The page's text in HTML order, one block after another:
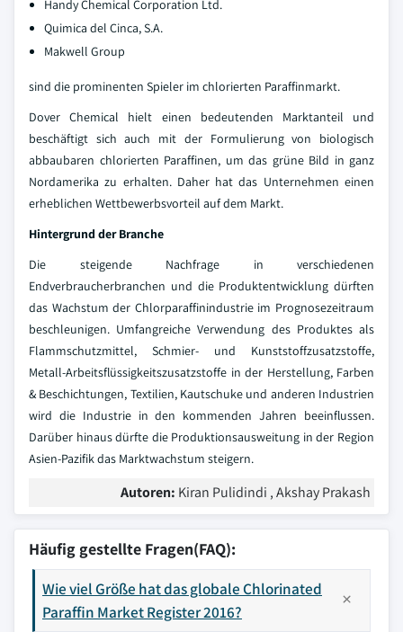
Handy Chemical Corporation Ltd.
Quimica del Cinca, S.A.
Makwell Group
sind die prominenten Spieler im chlorierten Paraffinmarkt.
Dover Chemical hielt einen bedeutenden Marktanteil und
beschäftigt sich auch mit der Formulierung von biologisch
abbaubaren chlorierten Paraffinen, um das grüne Bild in ganz
Nordamerika zu erhalten. Daher hat das Unternehmen einen
erheblichen Wettbewerbsvorteil auf dem Markt.
Hintergrund der Branche
Die steigende Nachfrage in verschiedenen
Endverbraucherbranchen und die Produktentwicklung dürften
das Wachstum der Chlorparaffinindustrie im Prognosezeitraum
beschleunigen. Umfangreiche Verwendung des Produktes als
Flammschutzmittel, Schmier- und Kunststoffzusatzstoffe,
Metall-Arbeitsflüssigkeitszusatzstoffe in der Herstellung, Farben
& Beschichtungen, Textilien, Kautschuke und anderen Industrien
wird die Industrie in den kommenden Jahren beeinflussen.
Darüber hinaus dürfte die Produktionsausweitung in der Region
Asien-Pazifik das Marktwachstum steigern.
Autoren: Kiran Pulidindi , Akshay Prakash
Häufig gestellte Fragen(FAQ):
Wie viel Größe hat das globale Chlorinated
Paraffin Market Register 2016?